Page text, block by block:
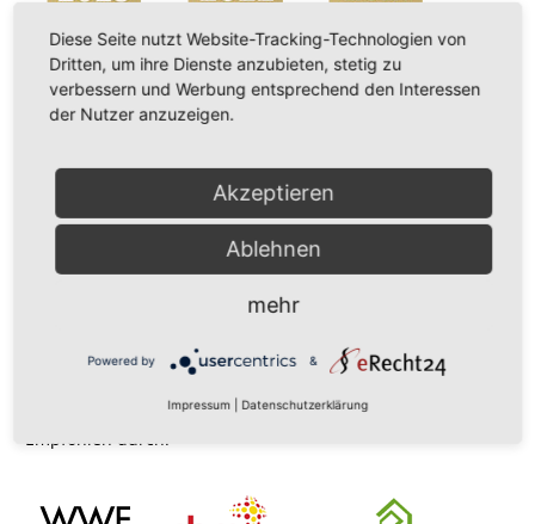
Empfohlen durch:
Diese Seite nutzt Website-Tracking-Technologien von
Dritten, um ihre Dienste anzubieten, stetig zu
verbessern und Werbung entsprechend den Interessen
der Nutzer anzuzeigen.
Akzeptieren
Ablehnen
mehr
Powered by &
Impressum Datenschutzerklärung